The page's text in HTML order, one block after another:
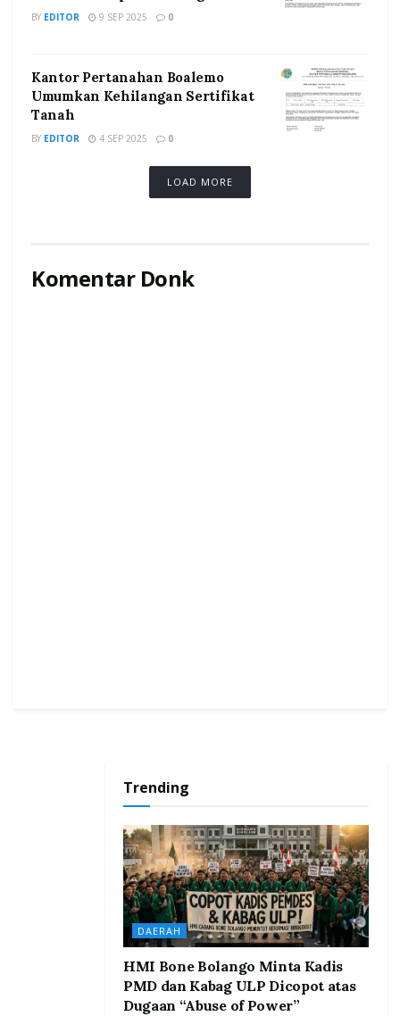
BY EDITOR 9 SEP 2025 0
Kantor Pertanahan Boalemo
Umumkan Kehilangan Sertifikat
Tanah
BY EDITOR 4 SEP 2025 0
LOAD MORE
Komentar Donk
Trending
DAERAH
HMI Bone Bolango Minta Kadis
PMD dan Kabag ULP Dicopot atas
Dugaan “Abuse of Power”